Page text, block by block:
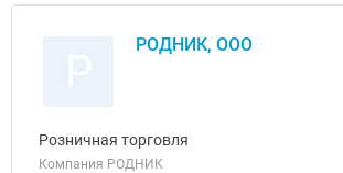
РОДНИК, ООО
Розничная торговля
Компания РОДНИК